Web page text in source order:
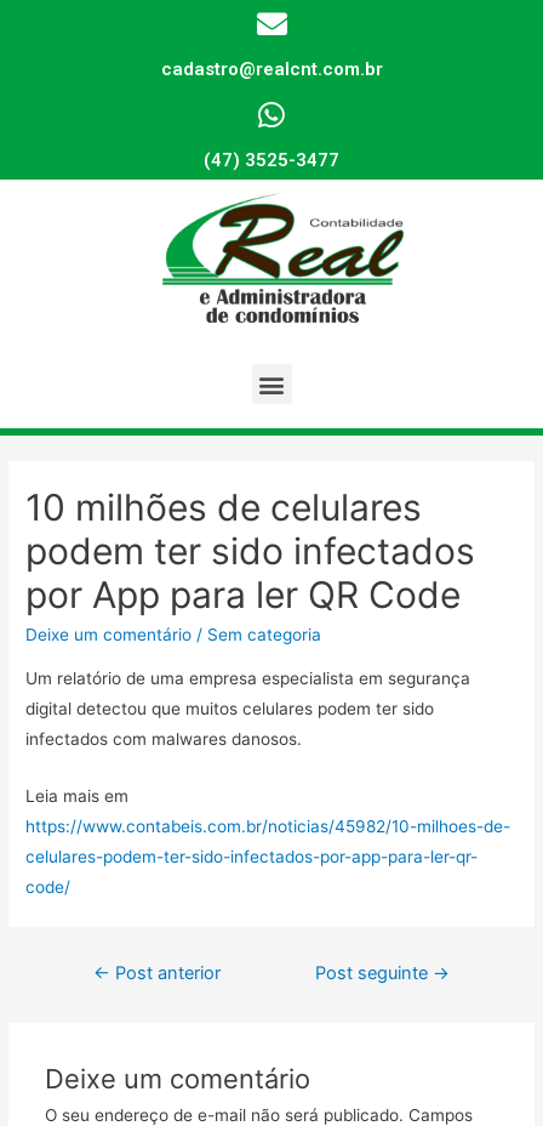
cadastro@realcnt.com.br
(47) 3525-3477
10 milhões de celulares
podem ter sido infectados
por App para ler QR Code
Deixe um comentário / Sem categoria
Um relatório de uma empresa especialista em segurança
digital detectou que muitos celulares podem ter sido
infectados com malwares danosos.
Leia mais em
https://www.contabeis.com.br/noticias/45982/10-milhoes-de-
celulares-podem-ter-sido-infectados-por-app-para-ler-qr-
code/
← Post anterior Post seguinte →
Deixe um comentário
O seu endereço de e-mail não será publicado. Campos